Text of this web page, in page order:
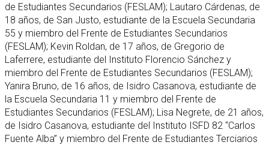
de Estudiantes Secundarios (FESLAM); Lautaro Cárdenas, de
18 años, de San Justo, estudiante de la Escuela Secundaria
55 y miembro del Frente de Estudiantes Secundarios
(FESLAM); Kevin Roldan, de 17 años, de Gregorio de
Laferrere, estudiante del Instituto Florencio Sánchez y
miembro del Frente de Estudiantes Secundarios (FESLAM);
Yanira Bruno, de 16 años, de Isidro Casanova, estudiante de
la Escuela Secundaria 11 y miembro del Frente de
Estudiantes Secundarios (FESLAM); Lisa Negrete, de 21 años,
de Isidro Casanova, estudiante del Instituto ISFD 82 “Carlos
Fuente Alba” y miembro del Frente de Estudiantes Terciarios